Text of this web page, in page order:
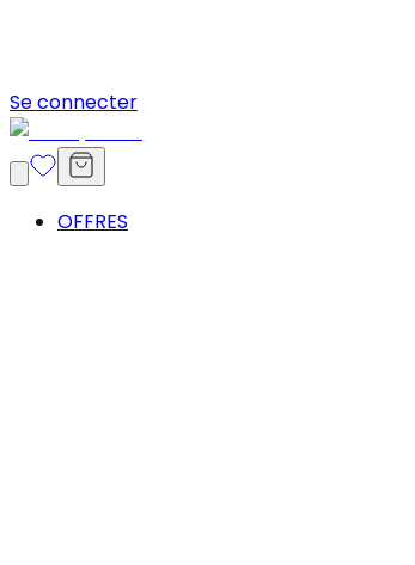
Se connecter
OFFRES